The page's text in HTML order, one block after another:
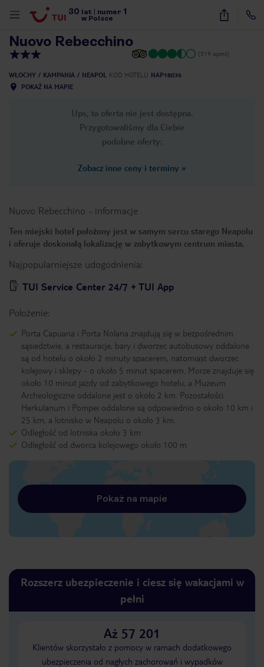
30 lat numer 1
w Polsce
13
Nuovo Rebecchino
(519 opinii)
WŁOCHY KAMPANIA NEAPOL KOD HOTELU NAP18036
POKAŻ NA MAPIE
Ups, ta oferta nie jest dostępna.
Przygotowaliśmy dla Ciebie
podobne oferty:
Zobacz inne ceny i terminy »
Nuovo Rebecchino - informacje
Ten miejski hotel położony jest w samym sercu starego Neapolu
i oferuje doskonałą lokalizację w zabytkowym centrum miasta.
Najpopularniejsze udogodnienia:
TUI Service Center 24/7 + TUI App
Położenie:
Porta Capuana i Porta Nolana znajdują się w bezpośrednim
sąsiedztwie, a restauracje, bary i dworzec autobusowy oddalone
są od hotelu o około 2 minuty spacerem, natomiast dworzec
kolejowy i sklepy - o około 5 minut spacerem. Morze znajduje się
około 10 minut jazdy od zabytkowego hotelu, a Muzeum
Archeologiczne oddalone jest o około 2 km. Pozostałości
Herkulanum i Pompei oddalone są odpowiednio o około 10 km i
25 km, a lotnisko w Neapolu o około 3 km.
Odległość od lotniska około 3 km
Odległość od dworca kolejowego około 100 m
Pokaż na mapie
Rozszerz ubezpieczenie i ciesz się wakacjami w
pełni
Aż 57 201
Klientów skorzystało z pomocy w ramach dodatkowego
ubezpieczenia od nagłych zachorowań i wypadków